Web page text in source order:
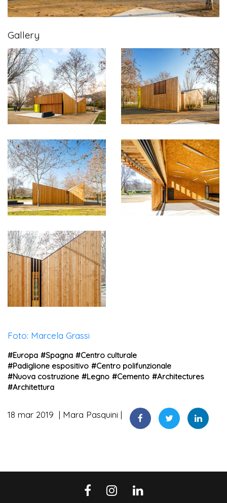
Gallery
Foto: Marcela Grassi
#Europa #Spagna #Centro culturale
#Padiglione espositivo #Centro polifunzionale
#Nuova costruzione #Legno #Cemento #Architectures
#Architettura
18 mar 2019 Mara Pasquini